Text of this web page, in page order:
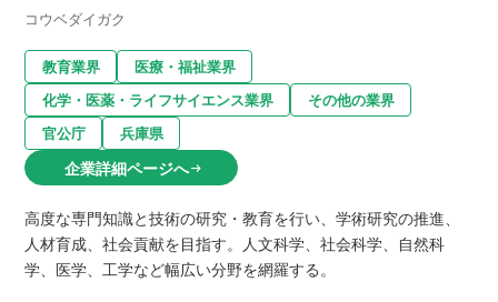
コウベダイガク
教育業界
医療・福祉業界
化学・医薬・ライフサイエンス業界
その他の業界
官公庁
兵庫県
企業詳細ページへarrow_right_alt
高度な専門知識と技術の研究・教育を行い、学術研究の推進、
人材育成、社会貢献を目指す。人文科学、社会科学、自然科
学、医学、工学など幅広い分野を網羅する。